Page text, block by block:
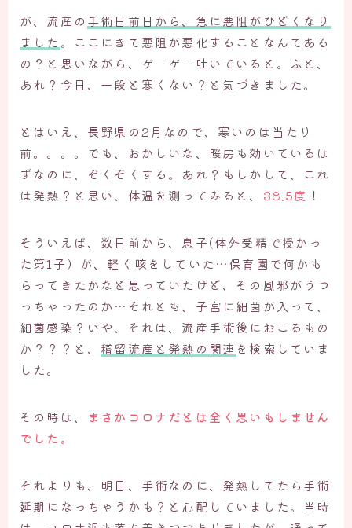
が、流産の 手術日前日から、急に悪阻がひどくなり
ました 。ここにきて悪阻が悪化することなんてある
の？と思いながら、ゲーゲー吐いていると。ふと、
あれ？今日、一段と寒くない？と気づきました。
とはいえ、長野県の2月なので、寒いのは当たり
前。。。。でも、おかしいな、暖房も効いているは
ずなのに、ぞくぞくする。あれ？もしかして、これ
は発熱？と思い、体温を測ってみると、 38.5度 ！
そういえば、数日前から、息子(体外受精で授かっ
た第1子）が、軽く咳をしていた…保育園で何かも
らってきたかなと思っていたけど、その風邪がうつ
っちゃったのか…それとも、子宮に細菌が入って、
細菌感染？いや、それは、流産手術後におこるもの
か？？？と、 稽留流産と発熱の関連 を検索していま
した。
その時は、
まさかコロナだとは全く思いもしません
でした。
それよりも、明日、手術なのに、発熱してたら手術
延期になっちゃうかも？と心配していました。当時